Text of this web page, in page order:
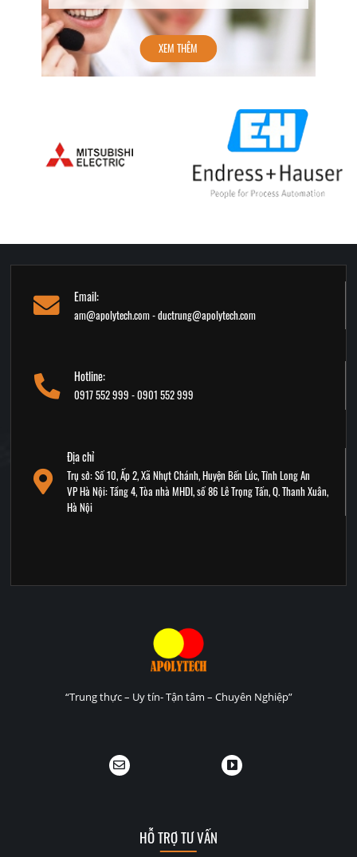
XEM THÊM
Email:
am@apolytech.com - ductrung@apolytech.com
Hotline:
0917 552 999 - 0901 552 999
Địa chỉ
Trụ sở: Số 10, Ấp 2, Xã Nhựt Chánh, Huyện Bến Lức, Tỉnh Long An
VP Hà Nội: Tầng 4, Tòa nhà MHDI, số 86 Lê Trọng Tấn, Q. Thanh Xuân,
Hà Nội
“Trung thực – Uy tín- Tận tâm – Chuyên Nghiệp”
HỖ TRỢ TƯ VẤN